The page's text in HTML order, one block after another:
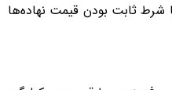
تومان با شرط ثابت بودن قیمت نهاده‌ها